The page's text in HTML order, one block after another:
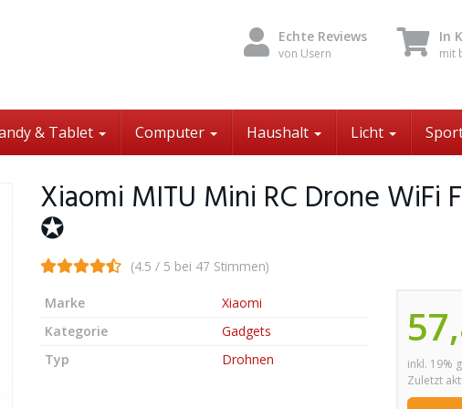
Echte Reviews
von Usern
In
mit
& Tablet Computer Haushalt Licht
Xiaomi MITU Mini RC Drone WiFi
✪
(4.5 / 5 bei 47 Stimmen)
inkl. 19%
Zuletzt
Marke
Xiaomi
Kategorie
Gadgets
Typ
Drohnen